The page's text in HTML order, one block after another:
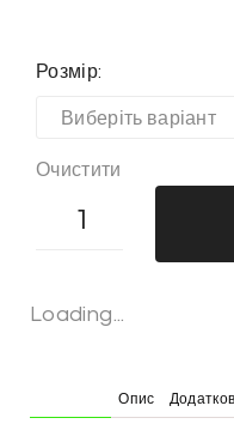
Розмір:
Очистити
Loading...
Опис